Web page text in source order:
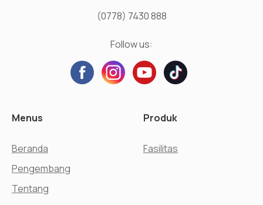
(0778) 7430 888
Follow us:
Menus
Beranda
Pengembang
Tentang
Produk
Fasilitas